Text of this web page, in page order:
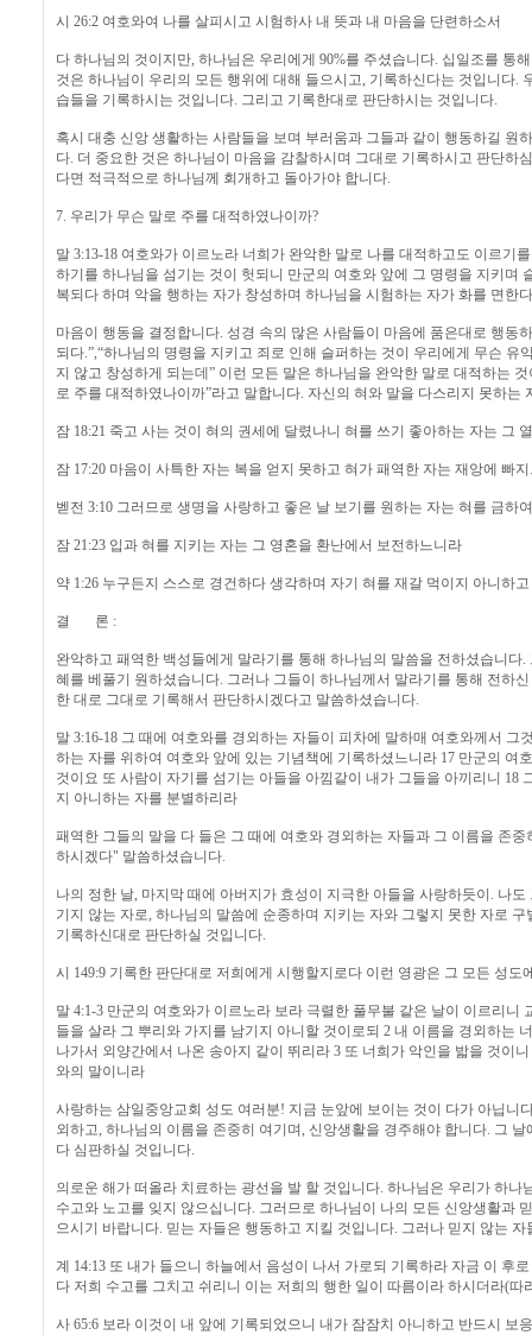
시 26:2 여호와여 나를 살피시고 시험하사 내 뜻과 내 마음을 단련하소서
다 하나님의 것이지만, 하나님은 우리에게 90%를 주셨습니다. 십일조를 통
것은 하나님이 우리의 모든 행위에 대해 들으시고, 기록하신다는 것입니다
습들을 기록하시는 것입니다. 그리고 기록한대로 판단하시는 것입니다.
혹시 대충 신앙 생활하는 사람들을 보며 부러움과 그들과 같이 행동하길
다. 더 중요한 것은 하나님이 마음을 감찰하시며 그대로 기록하시고 판단
다면 적극적으로 하나님께 회개하고 돌아가야 합니다.
7. 우리가 무슨 말로 주를 대적하였나이까?
말 3:13-18 여호와가 이르노라 너희가 완악한 말로 나를 대적하고도 이르기
하기를 하나님을 섬기는 것이 헛되니 만군의 여호와 앞에 그 명령을 지키며
복되다 하며 악을 행하는 자가 창성하며 하나님을 시험하는 자가 화를 면한
마음이 행동을 결정합니다. 성경 속의 많은 사람들이 마음에 품은대로 행동
되다.”,“하나님의 명령을 지키고 죄로 인해 슬퍼하는 것이 우리에게 무슨
지 않고 창성하게 되는데” 이런 모든 말은 하나님을 완악한 말로 대적하는
로 주를 대적하였나이까”라고 말합니다. 자신의 혀와 말을 다스리지 못하는
잠 18:21 죽고 사는 것이 혀의 권세에 달렸나니 혀를 쓰기 좋아하는 자는 그
잠 17:20 마음이 사특한 자는 복을 얻지 못하고 혀가 패역한 자는 재앙에 빠
벧전 3:10 그러므로 생명을 사랑하고 좋은 날 보기를 원하는 자는 혀를 금하
잠 21:23 입과 혀를 지키는 자는 그 영혼을 환난에서 보전하느니라
약 1:26 누구든지 스스로 경건하다 생각하며 자기 혀를 재갈 먹이지 아니하
결 론 :
완악하고 패역한 백성들에게 말라기를 통해 하나님의 말씀을 전하셨습니
혜를 베풀기 원하셨습니다. 그러나 그들이 하나님께서 말라기를 통해 전하
한 대로 그대로 기록해서 판단하시겠다고 말씀하셨습니다.
말 3:16-18 그 때에 여호와를 경외하는 자들이 피차에 말하매 여호와께서
하는 자를 위하여 여호와 앞에 있는 기념책에 기록하셨느니라 17 만군의
것이요 또 사람이 자기를 섬기는 아들을 아낌같이 내가 그들을 아끼리니
지 아니하는 자를 분별하리라
패역한 그들의 말을 다 들은 그 때에 여호와 경외하는 자들과 그 이름을 존
하시겠다" 말씀하셨습니다.
나의 정한 날, 마지막 때에 아버지가 효성이 지극한 아들을 사랑하듯이. 나
기지 않는 자로, 하나님의 말씀에 순종하며 지키는 자와 그렇지 못한 자로
기록하신대로 판단하실 것입니다.
시 149:9 기록한 판단대로 저희에게 시행할지로다 이런 영광은 그 모든 성도
말 4:1-3 만군의 여호와가 이르노라 보라 극렬한 풀무불 같은 날이 이르리
들을 살라 그 뿌리와 가지를 남기지 아니할 것이로되 2 내 이름을 경외하는
나가서 외양간에서 나온 송아지 같이 뛰리라 3 또 너희가 악인을 밟을 것이
와의 말이니라
사랑하는 삼일중앙교회 성도 여러분! 지금 눈앞에 보이는 것이 다가 아닙
외하고, 하나님의 이름을 존중히 여기며, 신앙생활을 경주해야 합니다. 그
다 심판하실 것입니다.
의로운 해가 떠올라 치료하는 광선을 발 할 것입니다. 하나님은 우리가 하
수고와 노고를 잊지 않으십니다. 그러므로 하나님이 나의 모든 신앙생활과
으시기 바랍니다. 믿는 자들은 행동하고 지킬 것입니다. 그러나 믿지 않는
계 14:13 또 내가 들으니 하늘에서 음성이 나서 가로되 기록하라 자금 이 후
다 저희 수고를 그치고 쉬리니 이는 저희의 행한 일이 따름이라 하시더라(따
사 65:6 보라 이것이 내 앞에 기록되었으니 내가 잠잠치 아니하고 반드시 보